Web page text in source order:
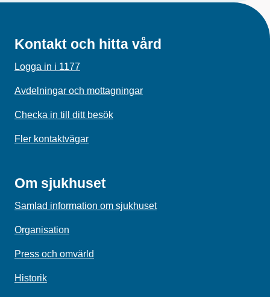
Kontakt och hitta vård
Logga in i 1177
Avdelningar och mottagningar
Checka in till ditt besök
Fler kontaktvägar
Om sjukhuset
Samlad information om sjukhuset
Organisation
Press och omvärld
Historik